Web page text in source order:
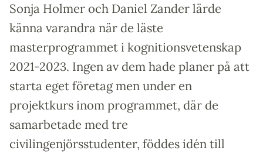
Sonja Holmer och Daniel Zander lärde
känna varandra när de läste
masterprogrammet i kognitionsvetenskap
2021-2023. Ingen av dem hade planer på att
starta eget företag men under en
projektkurs inom programmet, där de
samarbetade med tre
civilingenjörsstudenter, föddes idén till